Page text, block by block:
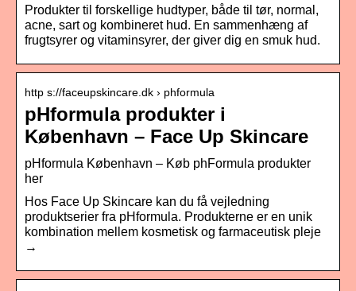
Produkter til forskellige hudtyper, både til tør, normal,
acne, sart og kombineret hud. En sammenhæng af
frugtsyrer og vitaminsyrer, der giver dig en smuk hud.
http s://faceupskincare.dk › phformula
pHformula produkter i
København – Face Up Skincare
pHformula København – Køb phFormula produkter
her
Hos Face Up Skincare kan du få vejledning
produktserier fra pHformula. Produkterne er en unik
kombination mellem kosmetisk og farmaceutisk pleje
→